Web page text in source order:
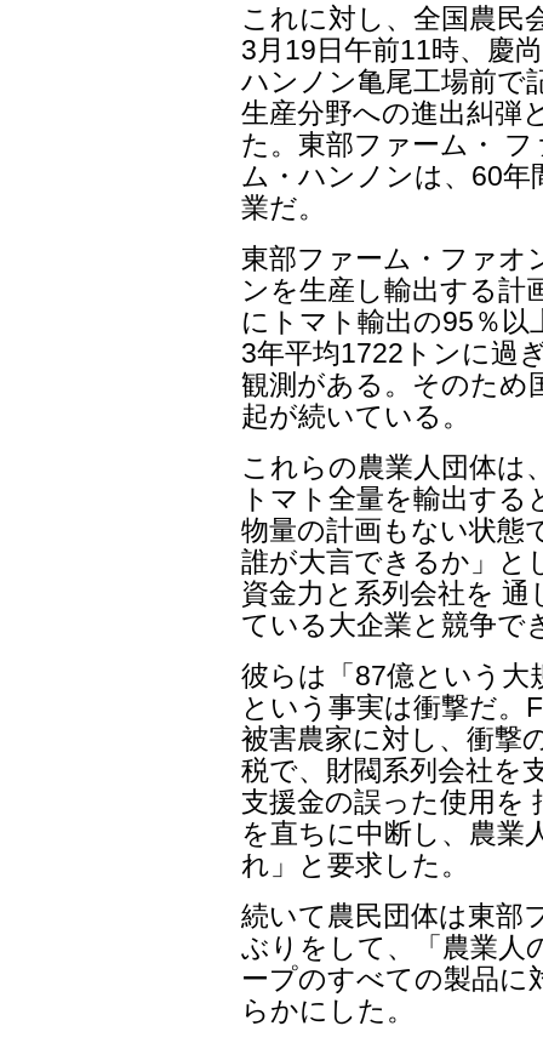
これに対し、全国農民
3月19日午前11時、慶
ハンノン亀尾工場前で
生産分野への進出糾弾
た。東部ファーム・
ム・ハンノンは、60年
業だ。
東部ファーム・ファオ
ンを生産し輸出する計
にトマト輸出の95％以
3年平均1722トンに過
観測がある。そのため
起が続いている。
これらの農業人団体は
トマト全量を輸出す
物量の計画もない状態
誰が大言できるか」と
資金力と系列会社を
ている大企業と競争で
彼らは「87億という大
という事実は衝撃だ。
被害農家に対し、衝撃
税で、財閥系列会社を
支援金の誤った使用を
を直ちに中断し、農業
れ」と要求した。
続いて農民団体は東部
ぶりをして、「農業人
ープのすべての製品に
らかにした。